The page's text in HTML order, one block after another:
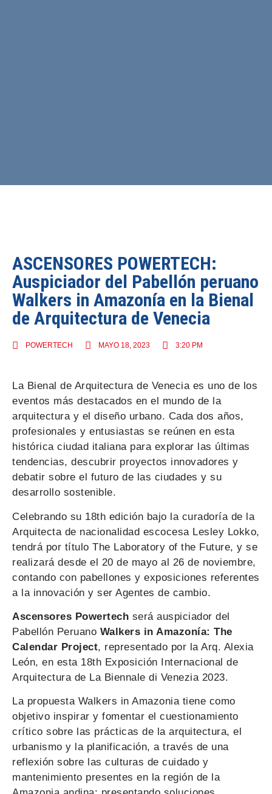
ASCENSORES POWERTECH:
Auspiciador del Pabellón peruano
Walkers in Amazonía en la Bienal
de Arquitectura de Venecia
POWERTECH MAYO 18, 2023 3:20 PM
La Bienal de Arquitectura de Venecia es uno de los
eventos más destacados en el mundo de la
arquitectura y el diseño urbano. Cada dos años,
profesionales y entusiastas se reúnen en esta
histórica ciudad italiana para explorar las últimas
tendencias, descubrir proyectos innovadores y
debatir sobre el futuro de las ciudades y su
desarrollo sostenible.
Celebrando su 18th edición bajo la curadoría de la
Arquitecta de nacionalidad escocesa Lesley Lokko,
tendrá por título The Laboratory of the Future, y se
realizará desde el 20 de mayo al 26 de noviembre,
contando con pabellones y exposiciones referentes
a la innovación y ser Agentes de cambio.
Ascensores Powertech será auspiciador del
Pabellón Peruano Walkers in Amazonía: The
Calendar Project, representado por la Arq. Alexia
León, en esta 18th Ex­posición Internacional de
Arquitectura de La Biennale di Venezia 2023.
La propuesta Walkers in Amazonia tiene como
objetivo inspirar y fomentar el cuestionamiento
crítico sobre las prácticas de la arquitectura, el
urbanismo y la planificación, a través de una
reflexión sobre las culturas de cuidado y
mantenimiento presentes en la región de la